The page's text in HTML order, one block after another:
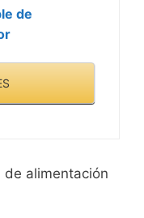
de
de alimentación